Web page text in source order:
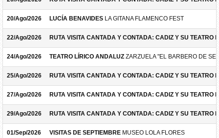
20/Ago/2026 LUCÍA BENAVIDES LA GITANA FLAMENCO FEST
22/Ago/2026 RUTA VISITA CANTADA Y CONTADA: CADIZ Y SU TEATRO
24/Ago/2026 TEATRO LÍRICO ANDALUZ ZARZUELA "EL BARBERO DE
25/Ago/2026 RUTA VISITA CANTADA Y CONTADA: CADIZ Y SU TEATRO
27/Ago/2026 RUTA VISITA CANTADA Y CONTADA: CADIZ Y SU TEATRO
29/Ago/2026 RUTA VISITA CANTADA Y CONTADA: CADIZ Y SU TEATRO
01/Sep/2026 VISITAS DE SEPTIEMBRE MUSEO LOLA FLORES